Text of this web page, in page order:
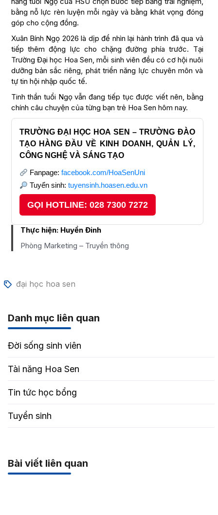
bằng nỗ lực rèn luyện mỗi ngày và bằng khát vọng đóng
góp cho cộng đồng.
Xuân Bính Ngọ 2026 là dịp để nhìn lại hành trình đã qua và
tiếp thêm động lực cho chặng đường phía trước. Tại
Trường Đại học Hoa Sen, mỗi sinh viên đều có cơ hội nuôi
dưỡng bản sắc riêng, phát triển năng lực chuyên môn và
tự tin hội nhập quốc tế.
Tinh thần tuổi Ngọ vẫn đang tiếp tục được viết nên, bằng
chính câu chuyện của từng bạn trẻ Hoa Sen hôm nay.
TRƯỜNG ĐẠI HỌC HOA SEN – TRƯỜNG ĐÀO
TẠO HÀNG ĐẦU VỀ KINH DOANH, QUẢN LÝ,
CÔNG NGHỆ VÀ SÁNG TẠO
Fanpage: facebook.com/HoaSenUni
Tuyển sinh: tuyensinh.hoasen.edu.vn
GỌI HOTLINE: 028 7300 7272
Thực hiện: Huyền Đinh
Phòng Marketing – Truyền thông
đại học hoa sen
Danh mục liên quan
Đời sống sinh viên
Tài năng Hoa Sen
Tin tức học bổng
Tuyển sinh
Bài viết liên quan